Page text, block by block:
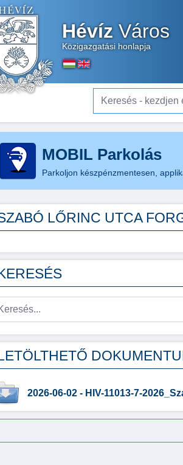
HévízVáros
Közigazgatási honlapja
Keresés - kezdjen el
MOBIL Parkolás
Parkoljon készpénzmentesen,
LŐRINC UTCA
2026-06-02 - HIV-11013-7-